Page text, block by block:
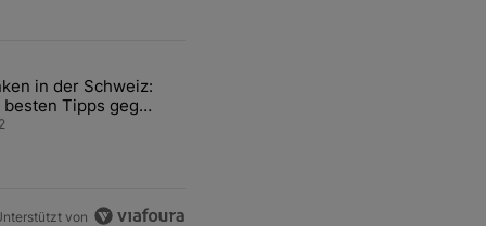
Artikel der letzten 7 days.
Verkauf von WM-Anteilen" mit 2 kommentare.
mit dem Titel "Tanken in der Schweiz: Die besten Tipps gegen
in der Schweiz:
besten Tipps gegen
Sprit
2
von